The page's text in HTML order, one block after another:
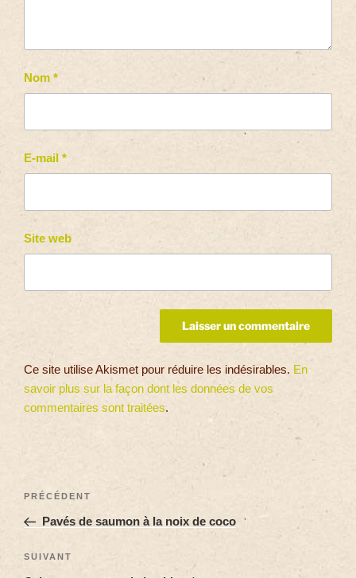
Nom *
E-mail *
Site web
Ce site utilise Akismet pour réduire les indésirables. En
savoir plus sur la façon dont les données de vos
commentaires sont traitées.
PRÉCÉDENT
Pavés de saumon à la noix de coco
SUIVANT